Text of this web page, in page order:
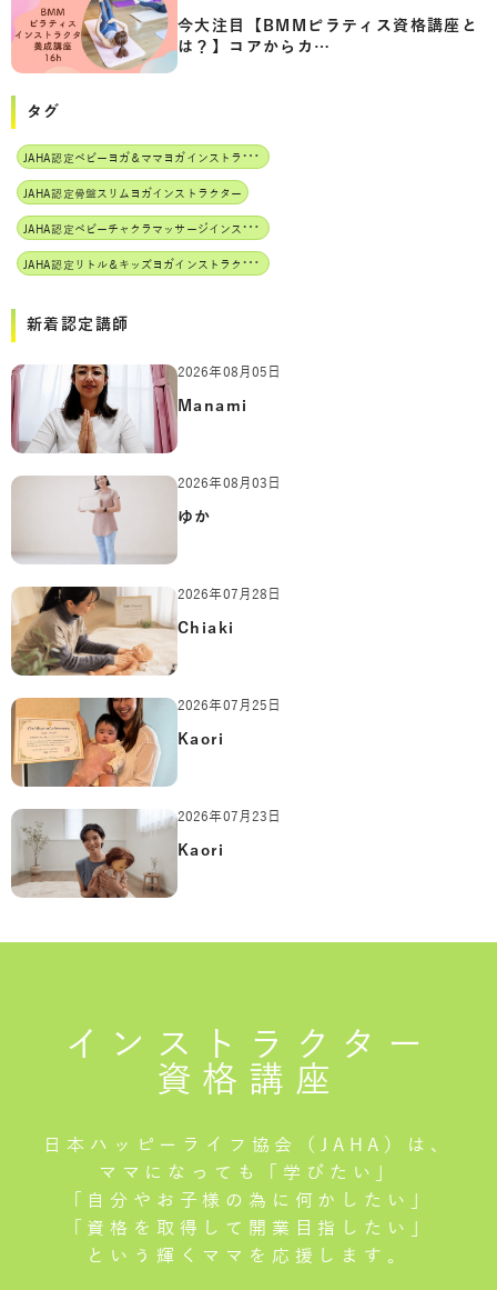
今大注目【BMMピラティス資格講座と
は？】コアからカ…
タグ
J
AHA認定ベビーヨガ＆ママヨガインストラクター
JAHA認定骨盤スリムヨガインストラクター
J
AHA認定ベビーチャクラマッサージインストラクター
J
AHA認定リトル＆キッズヨガインストラクター
新着認定講師
2026年08月05日
Manami
2026年08月03日
ゆか
2026年07月28日
Chiaki
2026年07月25日
Kaori
2026年07月23日
Kaori
インストラクター
資格講座
日本ハッピーライフ協会（JAHA）は、
ママになっても「学びたい」
「自分やお子様の為に何かしたい」
「資格を取得して開業目指したい」
という輝くママを応援します。